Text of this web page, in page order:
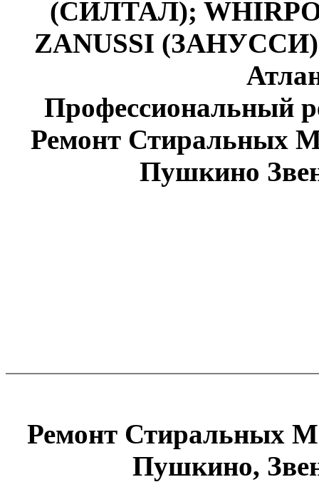
(СИЛТАЛ);
ZANUSSI
Профессиональный
Ремонт Стиральных
Пушкино
Ремонт Стиральных
Пушкино,